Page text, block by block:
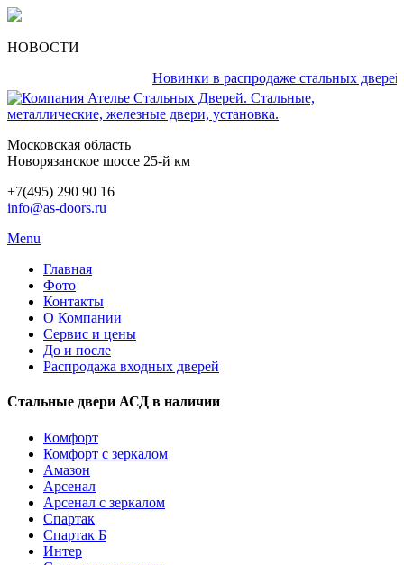
НОВОСТИ
Новинки в распродаже стальных дверей
Московская область
Новорязанское шоссе 25-й км
+7(495) 290 90 16
info@as-doors.ru
Menu
Главная
Фото
Контакты
О Компании
Сервис и цены
До и после
Распродажа входных дверей
Стальные двери АСД в наличии
Комфорт
Комфорт с зеркалом
Амазон
Арсенал
Арсенал с зеркалом
Спартак
Спартак Б
Интер